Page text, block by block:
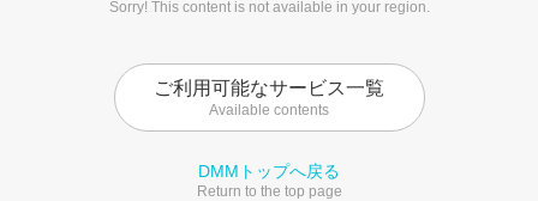
Sorry! This content is not available in your region.
ご利用可能なサービス一覧
Available contents
DMMトップへ戻る
Return to the top page